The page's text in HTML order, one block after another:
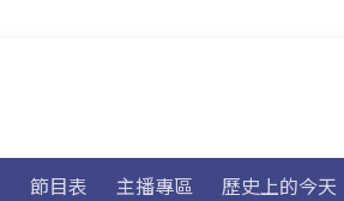
節目表 主播專區 歷史上的今天